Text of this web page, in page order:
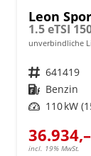
Leon
unverbindliche
Fahrzeugnr. 641419
Kraftstoff Benzin
Leistung 110 kW
incl. 19% MwSt.